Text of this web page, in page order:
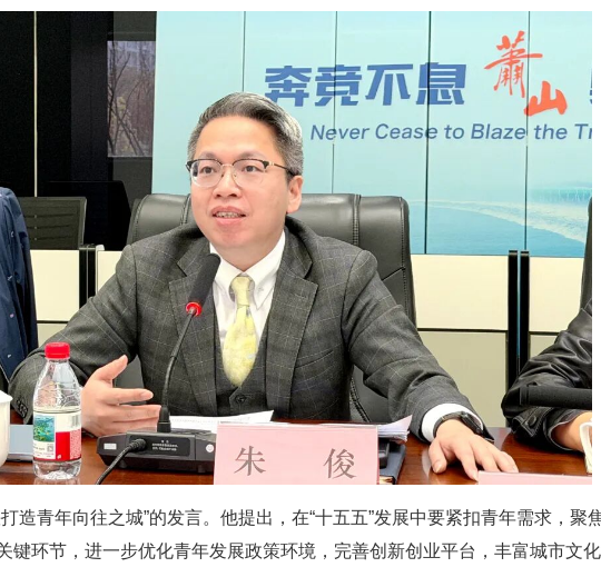
造青年向往之城”的发言。他提出，在“十五五”发展中要紧扣青年需求，聚
键环节，进一步优化青年发展政策环境，完善创新创业平台，丰富城市文